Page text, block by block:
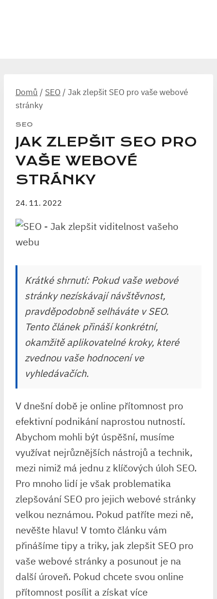
Domů / SEO / Jak zlepšit SEO pro vaše webové
stránky
SEO
JAK ZLEPŠIT SEO PRO
VAŠE WEBOVÉ
STRÁNKY
24. 11. 2022
Krátké shrnutí: Pokud vaše webové
stránky nezískávají návštěvnost,
pravděpodobně selháváte v SEO.
Tento článek přináší konkrétní,
okamžitě aplikovatelné kroky, které
zvednou vaše hodnocení ve
vyhledávačích.
V dnešní době je online přítomnost pro
efektivní podnikání naprostou nutností.
Abychom mohli být úspěšní, musíme
využívat nejrůznějších nástrojů a technik,
mezi nimiž má jednu z klíčových úloh SEO.
Pro mnoho lidí je však problematika
zlepšování SEO pro jejich webové stránky
velkou neznámou. Pokud patříte mezi ně,
nevěšte hlavu! V tomto článku vám
přinášíme tipy a triky, jak zlepšit SEO pro
vaše webové stránky a posunout je na
další úroveň. Pokud chcete svou online
přítomnost posílit a získat více